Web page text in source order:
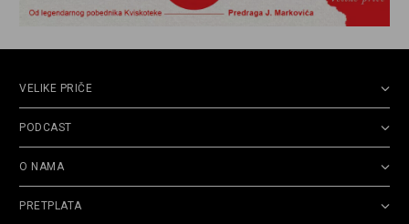
VELIKE PRIČE
PODCAST
O NAMA
PRETPLATA